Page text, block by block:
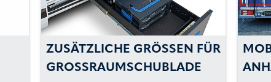
ZUSÄTZLICHE GRÖSSEN FÜR G
ROSSRAUMSCHUBLADE